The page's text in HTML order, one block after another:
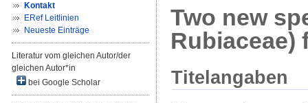
Kontakt
ERef Leitlinien
Neueste Einträge
Literatur vom gleichen Autor/der
gleichen Autor*in
bei Google Scholar
Two new
Rubiaceae)
Titelangaben